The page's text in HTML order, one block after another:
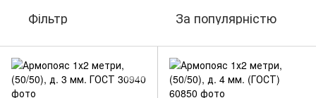
Фільтр За популярністю